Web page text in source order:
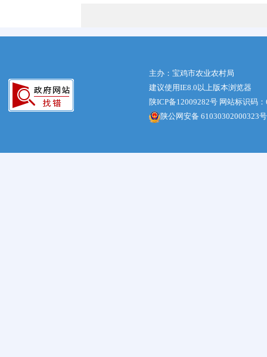
主办：宝鸡市农业农村局
建议使用IE8.0以上版本浏览器
陕ICP备12009282号 网站标识码
陕公网安备 61030302000323号